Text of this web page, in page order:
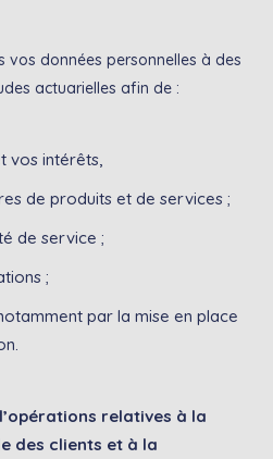
vos données personnelles à des
actuarielles afin de :
vos intérêts,
de produits et de services ;
de service ;
;
par la mise en place
relatives à la
des clients et à la